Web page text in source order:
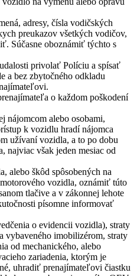
adresy, čísla vodičských
preukazov všetkých vodičov,
Súčasne oboznámiť týchto s
privolať Políciu a spísať
a bez zbytočného odkladu
o každom poškodení
nájomcom alebo osobami,
k vozidlu hradí nájomca
užívaní vozidla, a to po dobu
najviac však jeden mesiac od
alebo škôd spôsobených na
vozidla, oznámiť túto
tlačive a v zákonnej lehote
písomne informovať
o evidencii vozidla), straty
vybaveného imobilizérom, straty
od mechanického, alebo
zariadenia, ktorým je
uhradiť prenajímateľovi čiastku